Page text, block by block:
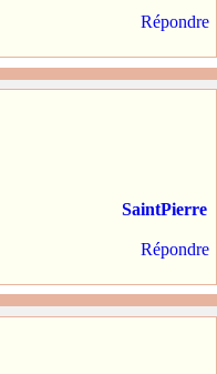
Répondre
SaintPierre
Répondre